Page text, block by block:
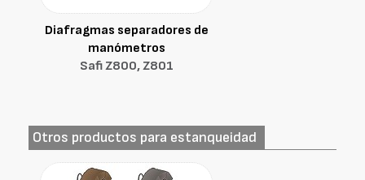
Diafragmas separadores de
manómetros
Safi Z800, Z801
Otros productos para estanqueidad